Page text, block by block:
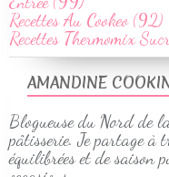
AMANDINE
Blogueuse du Nord de
pâtisserie. Je partage à
équilibrées et de saison
Recettes Au Cookeo (92)
Recettes Thermomix